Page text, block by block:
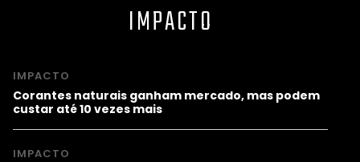
IMPACTO
IMPACTO
Corantes naturais ganham mercado, mas podem
custar até 10 vezes mais
IMPACTO